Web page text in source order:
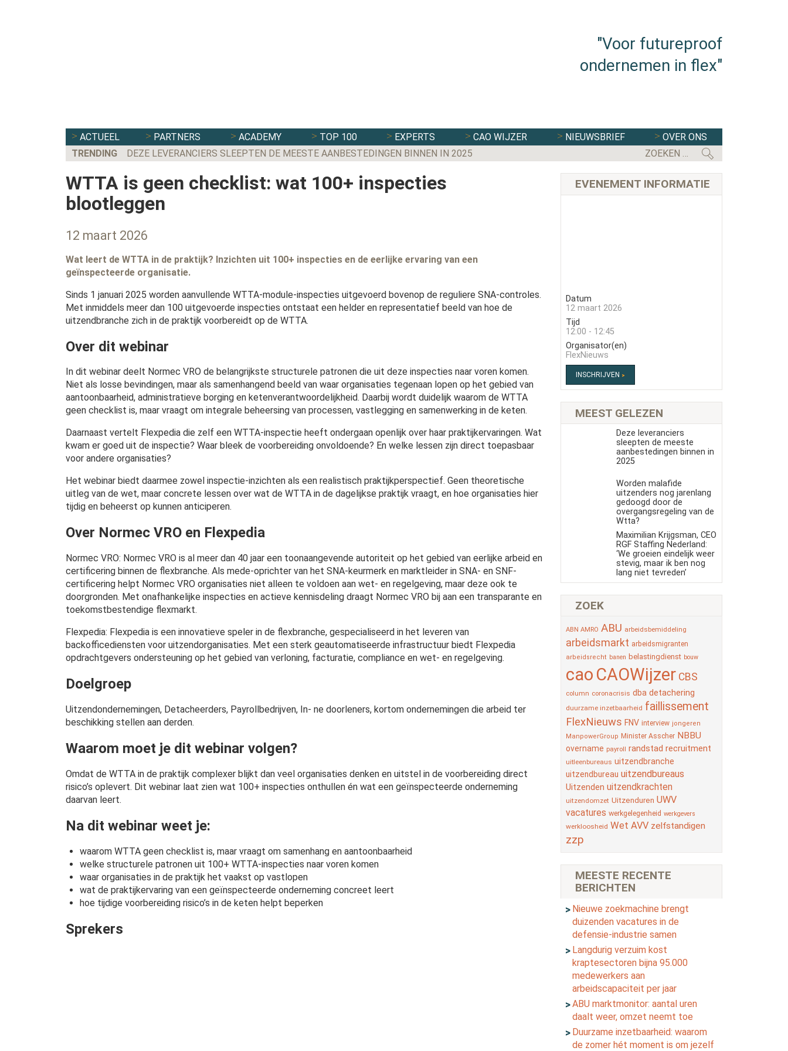
"Voor futureproof
ondernemen in flex"
ACTUEEL PARTNERS ACADEMY TOP 100 EXPERTS CAO WIJZER NIEUWSBRIEF
OVER ONS
TRENDING
DEZE LEVERANCIERS SLEEPTEN DE MEESTE AANBESTEDINGEN BINNEN IN 2025 EERSTE KAMER STEMT IN MET
WTTA is geen checklist: wat 100+ inspecties
blootleggen
12 maart 2026
Wat leert de WTTA in de praktijk? Inzichten uit 100+ inspecties en de eerlijke ervaring van een
geïnspecteerde organisatie.
Sinds 1 januari 2025 worden aanvullende WTTA-module-inspecties uitgevoerd bovenop de reguliere SNA-controles.
Met inmiddels meer dan 100 uitgevoerde inspecties ontstaat een helder en representatief beeld van hoe de
uitzendbranche zich in de praktijk voorbereidt op de WTTA.
Over dit webinar
In dit webinar deelt Normec VRO de belangrijkste structurele patronen die uit deze inspecties naar voren komen.
Niet als losse bevindingen, maar als samenhangend beeld van waar organisaties tegenaan lopen op het gebied van
aantoonbaarheid, administratieve borging en ketenverantwoordelijkheid. Daarbij wordt duidelijk waarom de WTTA
geen checklist is, maar vraagt om integrale beheersing van processen, vastlegging en samenwerking in de keten.
Daarnaast vertelt Flexpedia die zelf een WTTA-inspectie heeft ondergaan openlijk over haar praktijkervaringen. Wat
kwam er goed uit de inspectie? Waar bleek de voorbereiding onvoldoende? En welke lessen zijn direct toepasbaar
voor andere organisaties?
Het webinar biedt daarmee zowel inspectie-inzichten als een realistisch praktijkperspectief. Geen theoretische
uitleg van de wet, maar concrete lessen over wat de WTTA in de dagelijkse praktijk vraagt, en hoe organisaties hier
tijdig en beheerst op kunnen anticiperen.
Over Normec VRO en Flexpedia
Normec VRO: Normec VRO is al meer dan 40 jaar een toonaangevende autoriteit op het gebied van eerlijke arbeid en
certificering binnen de flexbranche. Als mede-oprichter van het SNA-keurmerk en marktleider in SNA- en SNF-
certificering helpt Normec VRO organisaties niet alleen te voldoen aan wet- en regelgeving, maar deze ook te
doorgronden. Met onafhankelijke inspecties en actieve kennisdeling draagt Normec VRO bij aan een transparante en
toekomstbestendige flexmarkt.
Flexpedia: Flexpedia is een innovatieve speler in de flexbranche, gespecialiseerd in het leveren van
backofficediensten voor uitzendorganisaties. Met een sterk geautomatiseerde infrastructuur biedt Flexpedia
opdrachtgevers ondersteuning op het gebied van verloning, facturatie, compliance en wet- en regelgeving.
Doelgroep
Uitzendondernemingen, Detacheerders, Payrollbedrijven, In- ne doorleners, kortom ondernemingen die arbeid ter
beschikking stellen aan derden.
Waarom moet je dit webinar volgen?
Omdat de WTTA in de praktijk complexer blijkt dan veel organisaties denken en uitstel in de voorbereiding direct
risico’s oplevert. Dit webinar laat zien wat 100+ inspecties onthullen én wat een geïnspecteerde onderneming
daarvan leert.
Na dit webinar weet je:
waarom WTTA geen checklist is, maar vraagt om samenhang en aantoonbaarheid
welke structurele patronen uit 100+ WTTA-inspecties naar voren komen
waar organisaties in de praktijk het vaakst op vastlopen
wat de praktijkervaring van een geïnspecteerde onderneming concreet leert
hoe tijdige voorbereiding risico’s in de keten helpt beperken
Sprekers
EVENEMENT INFORMATIE
Datum
12 maart 2026
Tijd
12:00 - 12:45
Organisator(en)
FlexNieuws
INSCHRIJVEN
MEEST GELEZEN
Deze leveranciers
sleepten de meeste
aanbestedingen binnen in
2025
Worden malafide
uitzenders nog jarenlang
gedoogd door de
overgangsregeling van de
Wtta?
Maximilian Krijgsman, CEO
RGF Staffing Nederland:
‘We groeien eindelijk weer
stevig, maar ik ben nog
lang niet tevreden’
ZOEK
ABN AMRO ABU arbeidsbemiddeling
arbeidsmarkt arbeidsmigranten
arbeidsrecht banen belastingdienst bouw
cao CAOWijzer CBS
column coronacrisis dba detachering
duurzame inzetbaarheid faillissement
FlexNieuws FNV interview jongeren
ManpowerGroup Minister Asscher NBBU
overname payroll randstad recruitment
uitleenbureaus uitzendbranche
uitzendbureau uitzendbureaus
Uitzenden uitzendkrachten
uitzendomzet Uitzenduren UWV
vacatures werkgelegenheid werkgevers
werkloosheid Wet AVV zelfstandigen
zzp
MEESTE RECENTE
BERICHTEN
Nieuwe zoekmachine brengt
duizenden vacatures in de
defensie-industrie samen
Langdurig verzuim kost
kraptesectoren bijna 95.000
medewerkers aan
arbeidscapaciteit per jaar
ABU marktmonitor: aantal uren
daalt weer, omzet neemt toe
Duurzame inzetbaarheid: waarom
de zomer hét moment is om jezelf